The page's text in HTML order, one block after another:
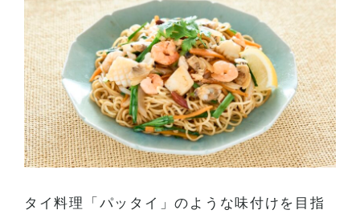
タイ料理「パッタイ」のような味付けを目指